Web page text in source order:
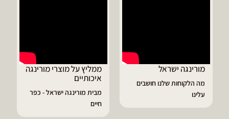
מורינגה ישראל
מה הלקוחות שלנו חושבים
עלינו
ממליץ על מוצרי מורינגה
איכותיים
מבית מורינגה ישראל - כפר
חיים